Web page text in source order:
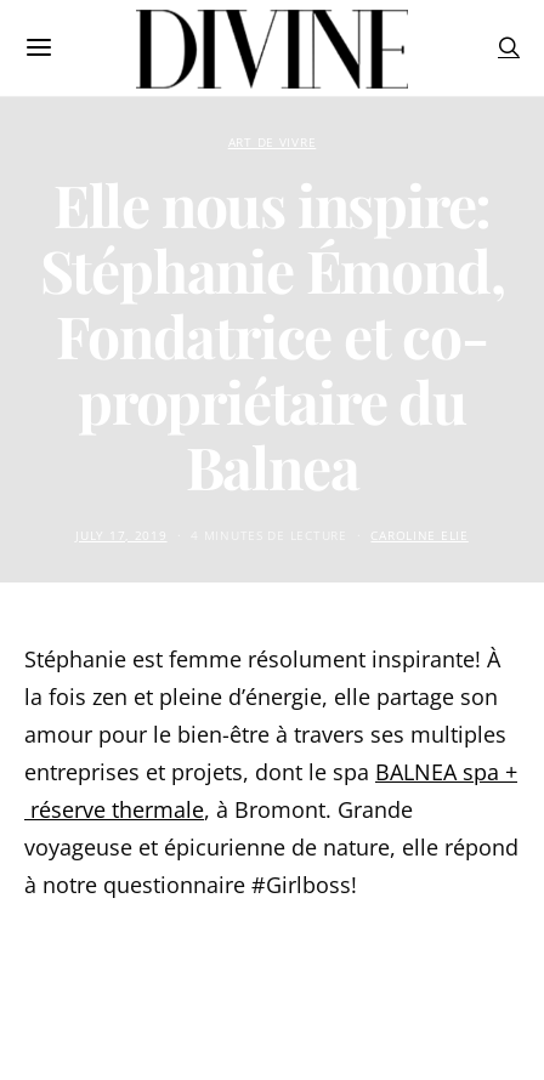
ART DE VIVRE
Elle nous inspire:
Stéphanie Émond,
Fondatrice et co-
propriétaire du
Balnea
JULY 17, 2019 CAROLINE ELIE
Stéphanie est femme résolument inspirante! À
la fois zen et pleine d’énergie, elle partage son
amour pour le bien-être à travers ses multiples
entreprises et projets, dont le spa BALNEA spa +
réserve thermale, à Bromont. Grande
voyageuse et épicurienne de nature, elle répond
à notre questionnaire #Girlboss!